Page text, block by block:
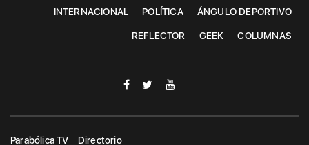
INTERNACIONAL POLÍTICA ÁNGULO DEPORTIVO
REFLECTOR GEEK COLUMNAS
Parabólica TV Directorio